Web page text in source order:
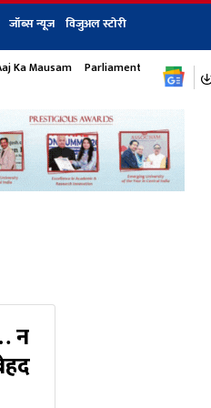
जॉब्स न्यूज विजुअल स्टोरी
एंटरटेनमेंट खेल जॉब्स
Ka Mausam Parliament Monsoon
न